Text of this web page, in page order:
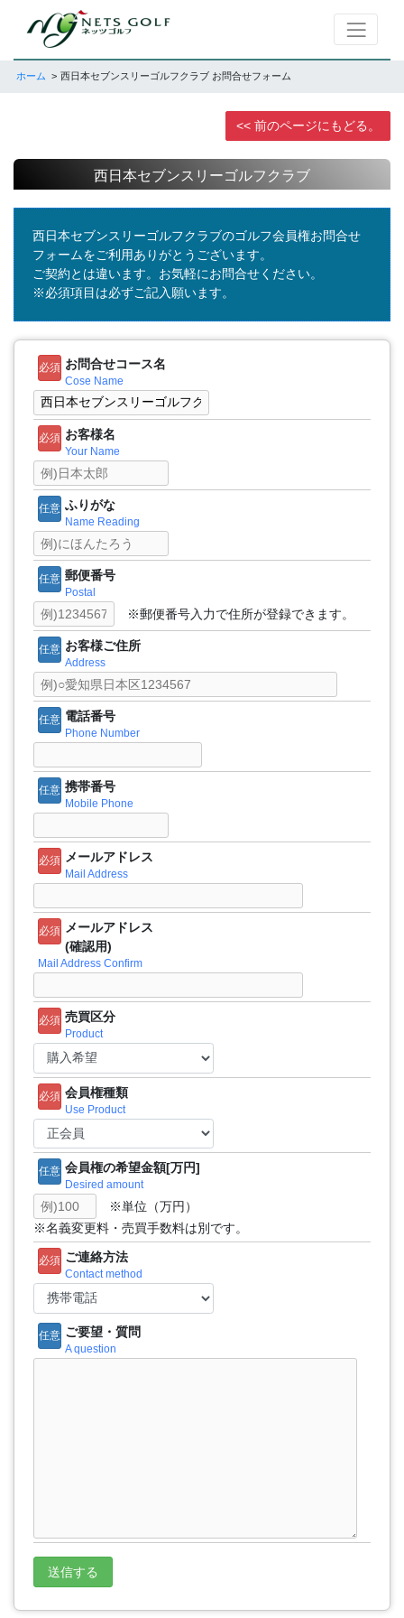
ホーム 西日本セブンスリーゴルフクラブ お問合せフォーム
<< 前のページにもどる。
西日本セブンスリーゴルフクラブ
西日本セブンスリーゴルフクラブのゴルフ会員権お問合せ
フォームをご利用ありがとうございます。
ご契約とは違います。お気軽にお問合せください。
※必須項目は必ずご記入願います。
必須 お問合せコース名
Cose Name
必須 お客様名
Your Name
任意 ふりがな
Name Reading
任意 郵便番号
Postal
※郵便番号入力で住所が登録できます。
任意 お客様ご住所
Address
任意 電話番号
Phone Number
任意 携帯番号
Mobile Phone
必須 メールアドレス
Mail Address
必須 メールアドレス
(確認用)
Mail Address Confirm
必須 売買区分
Product
必須 会員権種類
Use Product
任意 会員権の希望金額[万円]
Desired amount
※単位（万円）
※名義変更料・売買手数料は別です。
必須 ご連絡方法
Contact method
任意 ご要望・質問
A question